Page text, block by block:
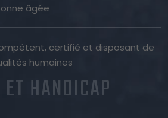
âgée
certifié et disposant de
humaines
HANDICAP